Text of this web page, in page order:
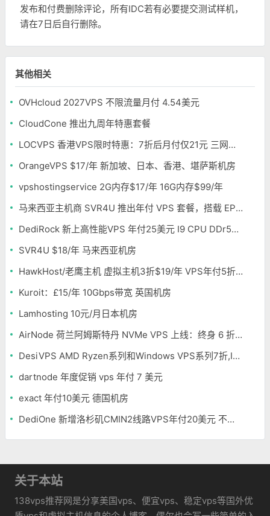
发布和付费删除评论，所有IDC若有必要提交测试样机，
请在7日后自行删除。
其他相关
OVHcloud 2027VPS 不限流量月付 4.54美元
CloudCone 推出九周年特惠套餐
LOCVPS 香港VPS限时特惠：7折后月付仅21元 三网优化BGP线路 可选原生IP
OrangeVPS $17/年 新加坡、日本、香港、堪萨斯机房
vpshostingservice 2G内存$17/年 16G内存$99/年
马来西亚主机商 SVR4U 推出年付 VPS 套餐，搭载 EPYC/至强铂金，支持支付宝
DediRock 新上高性能VPS 年付25美元 I9 CPU DDr5内存 纽约机房
SVR4U $18/年 马来西亚机房
HawkHost/老鹰主机 虚拟主机3折$19/年 VPS年付5折$25/年
Kuroit：£15/年 10Gbps带宽 英国机房
Lamhosting 10元/月日本机房
AirNode 荷兰阿姆斯特丹 NVMe VPS 上线：终身 6 折，€1.99/月起，2.5Tbit/s DDoS 防护
DesiVPS AMD Ryzen系列和Windows VPS系列7折,Intel系列年付11.6美元
dartnode 年度促销 vps 年付 7 美元
exact 年付10美元 德国机房
DediOne 新增洛杉矶CMIN2线路VPS年付20美元 不限流量
关于本站
138vps推荐网是分享美国vps、便宜vps、稳定vps等国外优